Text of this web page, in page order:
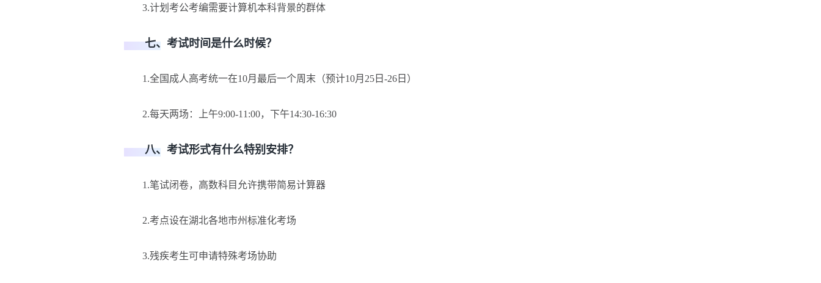
3.计划考公考编需要计算机本科背景的群体
七、考试时间是什么时候？
1.全国成人高考统一在10月最后一个周末（预计10月25日-26日）
2.每天两场：上午9:00-11:00，下午14:30-16:30
八、考试形式有什么特别安排？
1.笔试闭卷，高数科目允许携带简易计算器
2.考点设在湖北各地市州标准化考场
3.残疾考生可申请特殊考场协助